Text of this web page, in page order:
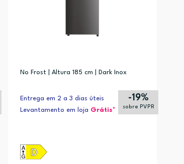
No Frost | Altura 185 cm | Dark Inox
Entrega em 2 a 3 dias úteis
Levantamento em loja Grátis*
-19%
sobre PVPR